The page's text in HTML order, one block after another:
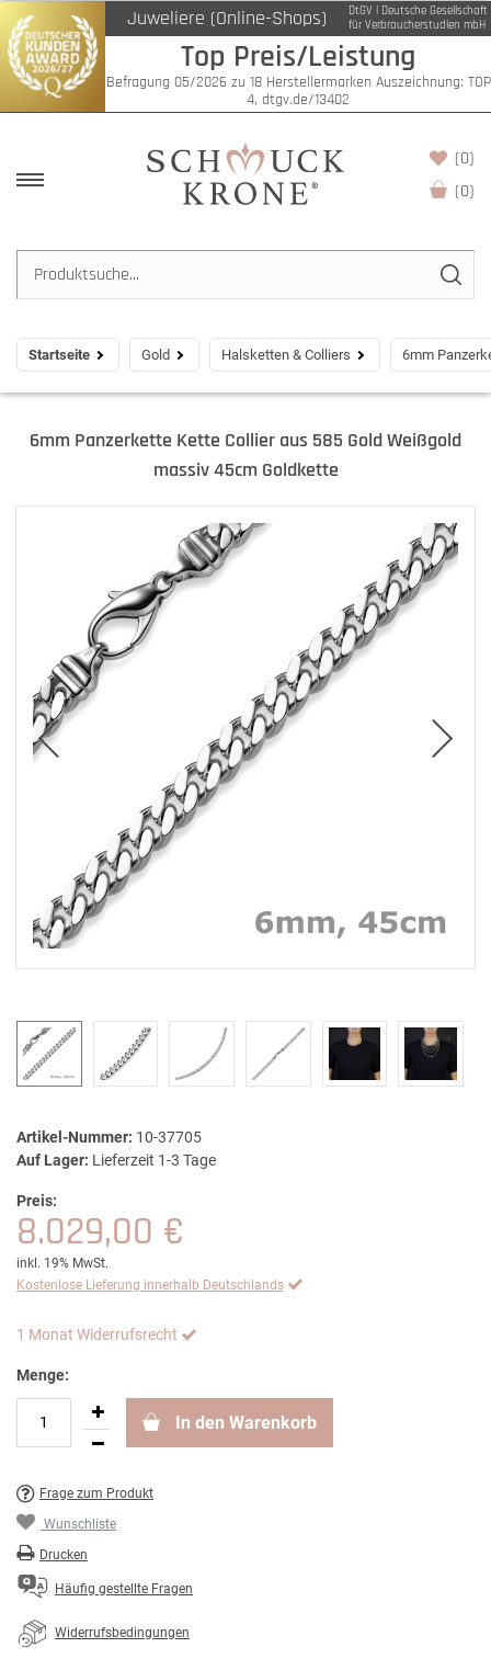
Juweliere (Online-Shops)
DtGV | Deutsche Gesellschaft
für Verbraucherstudien mbH
Top Preis/Leistung
Befragung 05/2026 zu 18 Herstellermarken Auszeichnung: TOP
4, dtgv.de/13402
(0)
(0)
Startseite Gold Halsketten & Colliers 6mm
6mm Panzerkette Kette Collier aus 585 Gold Weißgold
massiv 45cm Goldkette
Artikel-Nummer: 10-37705
Auf Lager: Lieferzeit 1-3 Tage
Preis:
8.029,00 €
inkl. 19% MwSt.
Kostenlose Lieferung innerhalb Deutschlands
1 Monat Widerrufsrecht
Menge:
In den Warenkorb
Frage zum Produkt
Wunschliste
Drucken
Häufig gestellte Fragen
Widerrufsbedingungen